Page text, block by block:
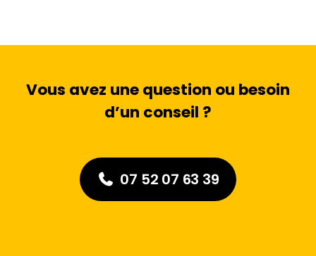
Vous avez une question ou besoin
d’un conseil ?
07 52 07 63 39